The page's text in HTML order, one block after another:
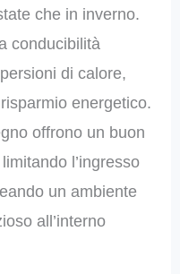
che in inverno.
conducibilità
di calore,
energetico.
offrono un buon
l’ingresso
un ambiente
all’interno